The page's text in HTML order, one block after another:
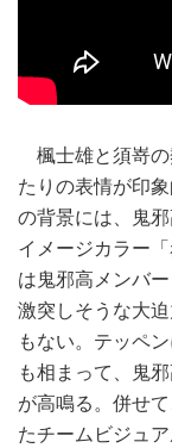
楓士雄と須嵜の
たりの表情が印
の背景には、鬼
イメージカラー
は鬼邪高メンバ
激突しそうな大
もない。テッペ
も相まって、鬼
が高鳴る。併せ
たチームビジュア